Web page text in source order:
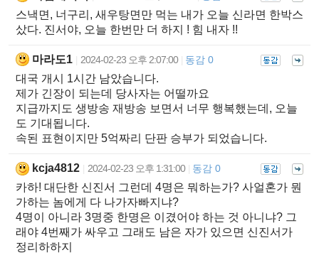
스낵면, 너구리, 새우탕면만 먹는 내가 오늘 신라면 한박스
샀다. 진서야, 오늘 한번만 더 하지 ! 힘 내자 !!
마라도1 2024-02-23 오후 2:07:00 동감 0
대국 개시 1시간 남았습니다.
제가 긴장이 되는데 당사자는 어떨까요
지급까지도 생방송 재방송 보면서 너무 행복했는데, 오늘
도 기대됩니다.
속된 표현이지만 5억짜리 단판 승부가 되었습니다.
kcja4812 2024-02-23 오후 1:31:00 동감 0
카하! 대단한 신진서 그런데 4명은 뭐하는가? 사얼혼가 뭔
가하는 놈에게 다 나가자빠지냐?
4명이 아니라 3명중 한명은 이겼어야 하는 것 아니냐? 그
래야 4번째가 싸우고 그래도 남은 자가 있으면 신진서가
정리하하지